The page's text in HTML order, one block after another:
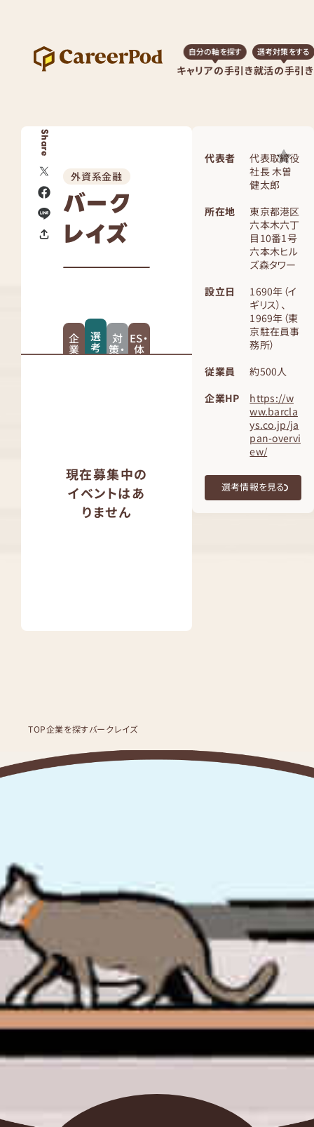
キャリアの手引き
自分の軸を探す
就活の手引き
選考対策をする
Share
外資系金融
バーク
レイズ
企
業
選
考
情
対
策・
ES・
体
現在募集中の
イベントはあ
りません
代表者
代表取締役
社長 木曽
健太郎
所在地
東京都港区
六本木六丁
目10番1号
六本木ヒル
ズ森タワー
設立日
1690年（イ
ギリス）、
1969年（東
京駐在員事
務所）
従業員
約500人
企業HP
https://w
ww.barcla
ys.co.jp/ja
pan-overvi
ew/
選考情報を見る
TOP企業を探すバークレイズ